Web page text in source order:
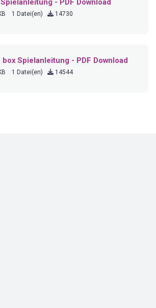
- PDF Download
1 Datei(en) 14730
Spielanleitung - PDF Download
1 Datei(en) 14544